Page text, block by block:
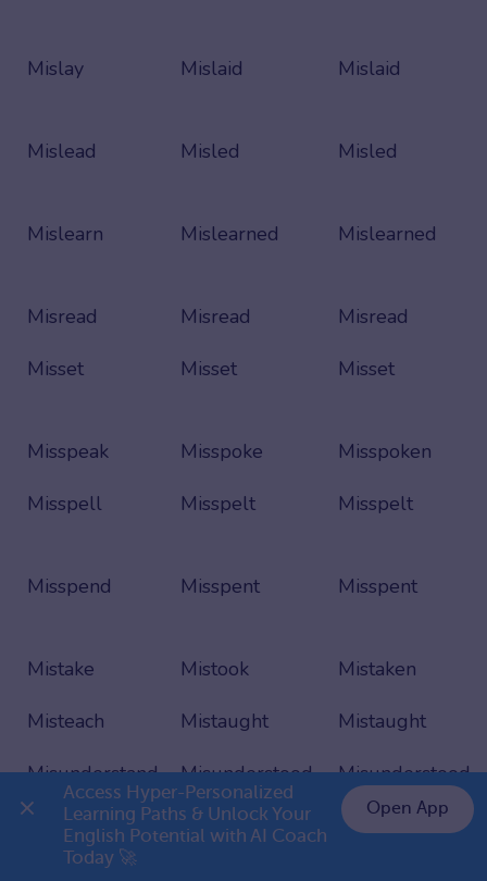
Mislay Mislaid Mislaid
Mislead Misled Misled
Mislearn Mislearned Mislearned
Misread Misread
Misread
Misset
Misset Misset
Misspeak Misspoke
Misspoken
Misspell
Misspelt Misspelt
Misspend Misspent Misspent
Mistake Mistook
Mistaken
Misteach
Mistaught
Mistaught
Misunderstand
Misunderstood
Misunderstood
Miswrite
Miswrote
Miswritten
👉 Premium 1 năm chỉ 799K
Access Hyper-Personalized
Learning Paths & Unlock Your
English Potential with AI Coach
Today 🚀
Open App